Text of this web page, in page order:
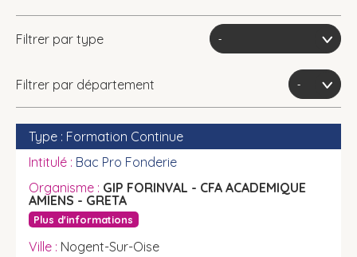
Filtrer par type
Filtrer par département
Formation Continue
Bac Pro Fonderie
GIP FORINVAL - CFA ACADEMIQUE
AMIENS - GRETA
Plus d'informations
Nogent-Sur-Oise